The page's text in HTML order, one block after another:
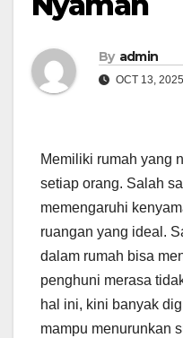
By admin
OCT 13, 2025
Memiliki rumah yang
setiap orang. Salah
memengaruhi
ruangan yang ideal.
dalam rumah bisa
penghuni merasa
hal ini, kini banyak
mampu menurunkan